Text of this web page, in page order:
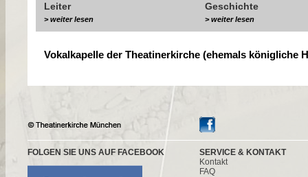
Leiter
> weiter lesen
Geschichte
> weiter lesen
Vokalkapelle der Theatinerkirche (ehemals königliche
FOLGEN SIE UNS AUF FACEBOOK
SERVICE & KONTAKT
Kontakt
FAQ